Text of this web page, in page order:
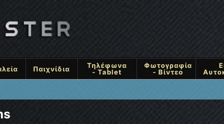
Παιχνίδια
Τηλέφωνα
- Tablet
Φωτογραφία
- Βίντεο